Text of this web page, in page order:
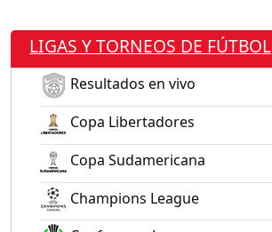
LIGAS Y TORNEOS DE FÚTBOL
Resultados en vivo
Copa Libertadores
Copa Sudamericana
Champions League